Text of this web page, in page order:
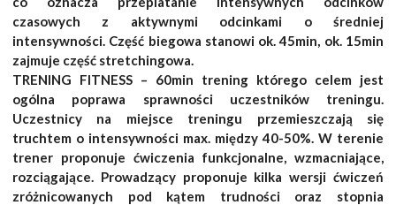
czasowych z aktywnymi odcinkami o średniej
intensywności. Część biegowa stanowi ok. 45min, ok. 15min
zajmuje część stretchingowa.
TRENING FITNESS – 60min trening którego celem jest
ogólna poprawa sprawności uczestników treningu.
Uczestnicy na miejsce treningu przemieszczają się
truchtem o intensywności max. między 40-50%. W terenie
trener proponuje ćwiczenia funkcjonalne, wzmacniające,
rozciągające. Prowadzący proponuje kilka wersji ćwiczeń
zróżnicowanych pod kątem trudności oraz stopnia